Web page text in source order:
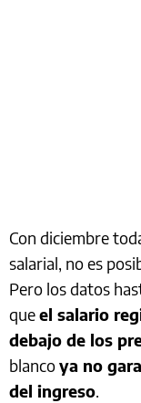
Con diciembre
salarial, no es
Pero los datos
queel salario
debajo de los
blancoya no
del ingreso.